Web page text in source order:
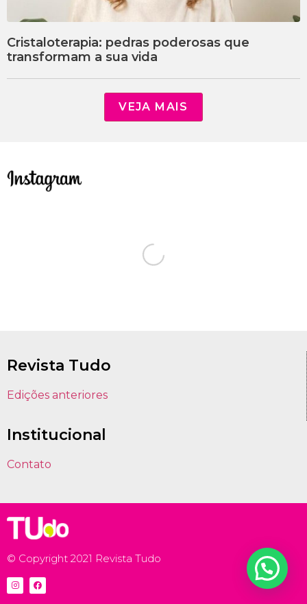
Cristaloterapia: pedras poderosas que
transformam a sua vida
VEJA MAIS
Revista Tudo
Edições anteriores
Institucional
Contato
© Copyright 2021 Revista Tudo